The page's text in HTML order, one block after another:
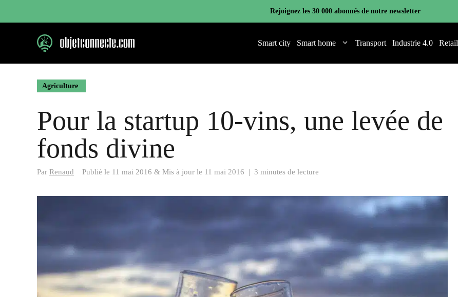
Rejoignez les 30 000 abonnés de notre newsletter
Smart city Smart home Transport Industrie 4.0 Retail
Agriculture
Pour la startup 10-vins, une levée de
fonds divine
Par Renaud Publié le 11 mai 2016 & Mis à jour le 11 mai 2016 | 3 minutes de lecture